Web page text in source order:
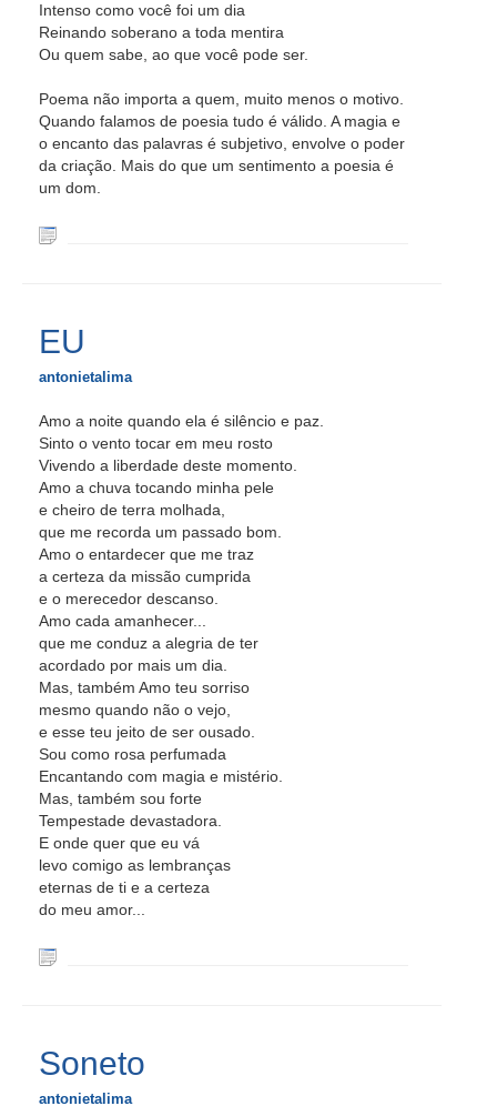
Intenso como você foi um dia
Reinando soberano a toda mentira
Ou quem sabe, ao que você pode ser.
Poema não importa a quem, muito menos o motivo.
Quando falamos de poesia tudo é válido. A magia e
o encanto das palavras é subjetivo, envolve o poder
da criação. Mais do que um sentimento a poesia é
um dom.
EU
antonietalima
Amo a noite quando ela é silêncio e paz.
Sinto o vento tocar em meu rosto
Vivendo a liberdade deste momento.
Amo a chuva tocando minha pele
e cheiro de terra molhada,
que me recorda um passado bom.
Amo o entardecer que me traz
a certeza da missão cumprida
e o merecedor descanso.
Amo cada amanhecer...
que me conduz a alegria de ter
acordado por mais um dia.
Mas, também Amo teu sorriso
mesmo quando não o vejo,
e esse teu jeito de ser ousado.
Sou como rosa perfumada
Encantando com magia e mistério.
Mas, também sou forte
Tempestade devastadora.
E onde quer que eu vá
levo comigo as lembranças
eternas de ti e a certeza
do meu amor...
Soneto
antonietalima